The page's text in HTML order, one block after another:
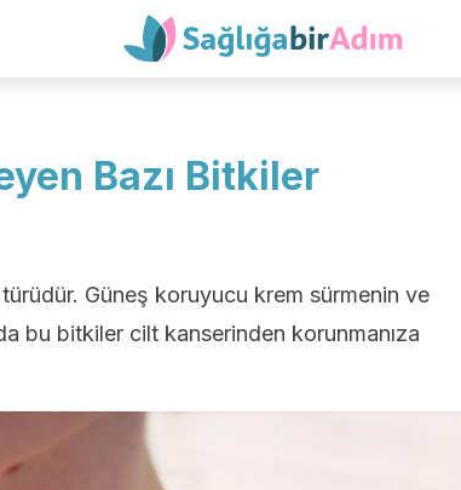
Bazı Bitkiler
Güneş koruyucu krem sürmenin ve
bu bitkiler cilt kanserinden korunmanıza